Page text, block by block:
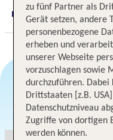
Digitaler und
zu fünf Partner als
Gerät setzen, andere
personenbezogene
erheben und
unserer Webseite
vorzuschlagen sowie
durchzuführen.
Drittstaaten [z.B.
Datenschutzniveau
Zugriffe von dortigen
werden können.